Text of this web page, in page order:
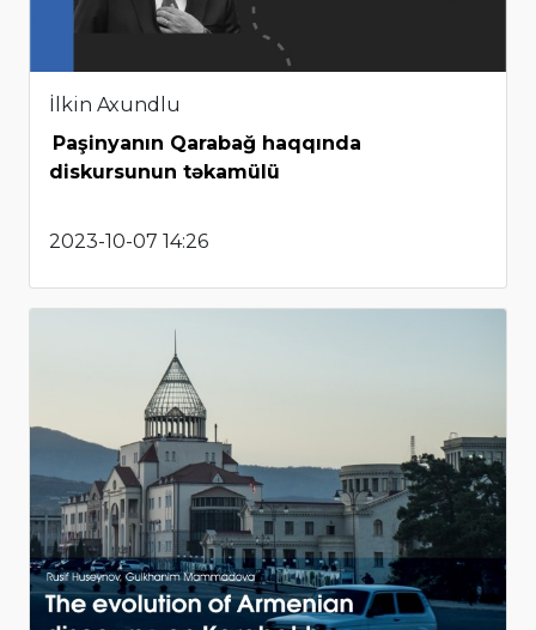
İlkin Axundlu
Paşinyanın Qarabağ haqqında
diskursunun təkamülü
2023-10-07 14:26